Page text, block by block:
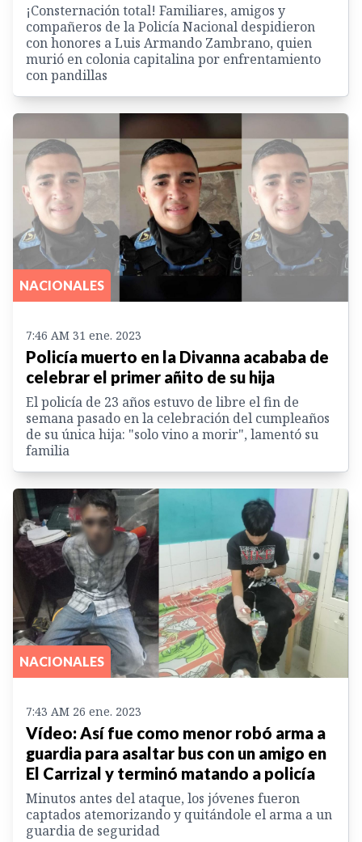
¡Consternación total! Familiares, amigos y
compañeros de la Policía Nacional despidieron
con honores a Luis Armando Zambrano, quien
murió en colonia capitalina por enfrentamiento
con pandillas
NACIONALES
7:46 AM 31 ene. 2023
Policía muerto en la Divanna acababa de
celebrar el primer añito de su hija
El policía de 23 años estuvo de libre el fin de
semana pasado en la celebración del cumpleaños
de su única hija: "solo vino a morir", lamentó su
familia
NACIONALES
7:43 AM 26 ene. 2023
Vídeo: Así fue como menor robó arma a
guardia para asaltar bus con un amigo en
El Carrizal y terminó matando a policía
Minutos antes del ataque, los jóvenes fueron
captados atemorizando y quitándole el arma a un
guardia de seguridad